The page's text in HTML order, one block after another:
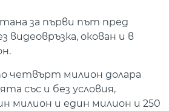
за първи път пред
видеовръзка, окован и в
четвърт милион долара
със и без условия,
милион и един милион и 250